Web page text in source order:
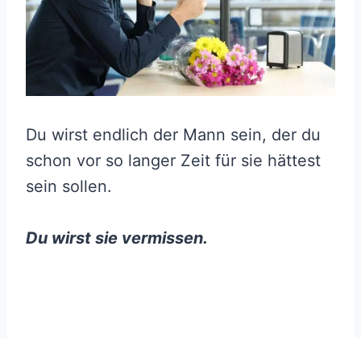
Du wirst endlich der Mann sein, der du
schon vor so langer Zeit für sie hättest
sein sollen.
Du wirst sie vermissen.